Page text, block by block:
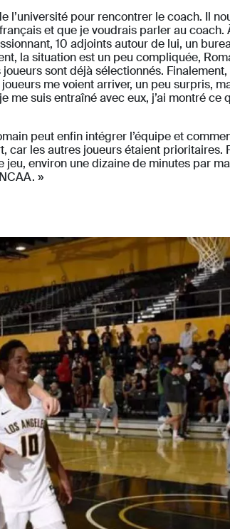
pour rencontrer le coach. Il
et que je voudrais parler au
10 adjoints autour de lui, un
la situation est un peu compliquée,
sont déjà sélectionnés.
me voient arriver, un peu surpris,
suis entraîné avec eux, j’ai montré ce
peut enfin intégrer l’équipe et
car les autres joueurs étaient prioritaires.
environ une dizaine de minutes par
»